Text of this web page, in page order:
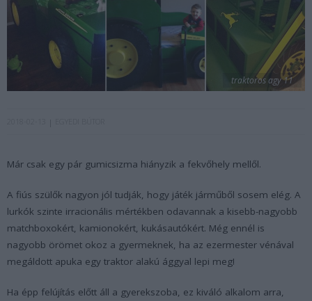
traktoros agy 11
Már csak egy pár gumicsizma hiányzik a fekvőhely mellől.
A fiús szülők nagyon jól tudják, hogy játék járműből sosem elég. A
lurkók szinte irracionális mértékben odavannak a kisebb-nagyobb
matchboxokért, kamionokért, kukásautókért. Még ennél is
nagyobb örömet okoz a gyermeknek, ha az ezermester vénával
megáldott apuka egy traktor alakú ággyal lepi meg!
Ha épp felújítás előtt áll a gyerekszoba, ez kiváló alkalom arra,